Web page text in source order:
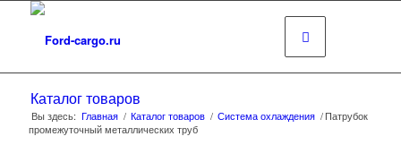
Каталог товаров
Вы здесь: Главная / Каталог товаров / Система охлаждения / Патрубок
промежуточный металлических труб